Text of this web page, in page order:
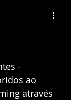
-
ao
através